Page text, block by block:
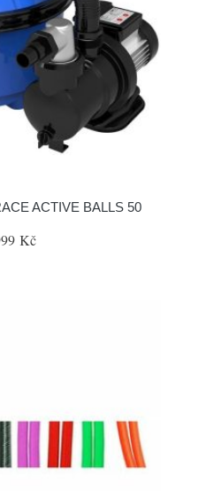
ACTIVE BALLS 50
Kč